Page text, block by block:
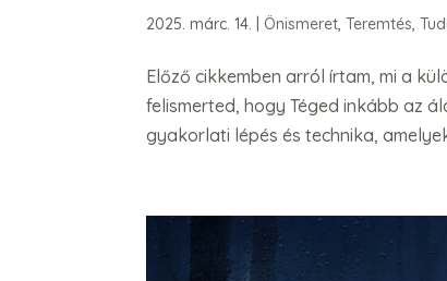
2025. márc. 14. Önismeret,Teremtés,
Előző cikkemben arról írtam, mi a
felismerted, hogy Téged inkább az
gyakorlati lépés és technika,